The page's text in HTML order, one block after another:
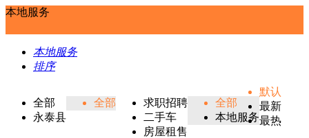
本地服务
本地服务
排序
全部
永泰县
全部
求职招聘
二手车
房屋租售
全部
本地服务
默认
最新
最热